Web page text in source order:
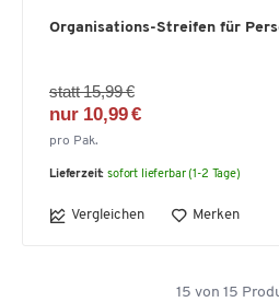
Organisations-Streifen für
statt 15,99 €
nur 10,99 €
pro Pak.
Lieferzeit: sofort lieferbar (1-2 Tage)
Vergleichen Merken
15 von 15